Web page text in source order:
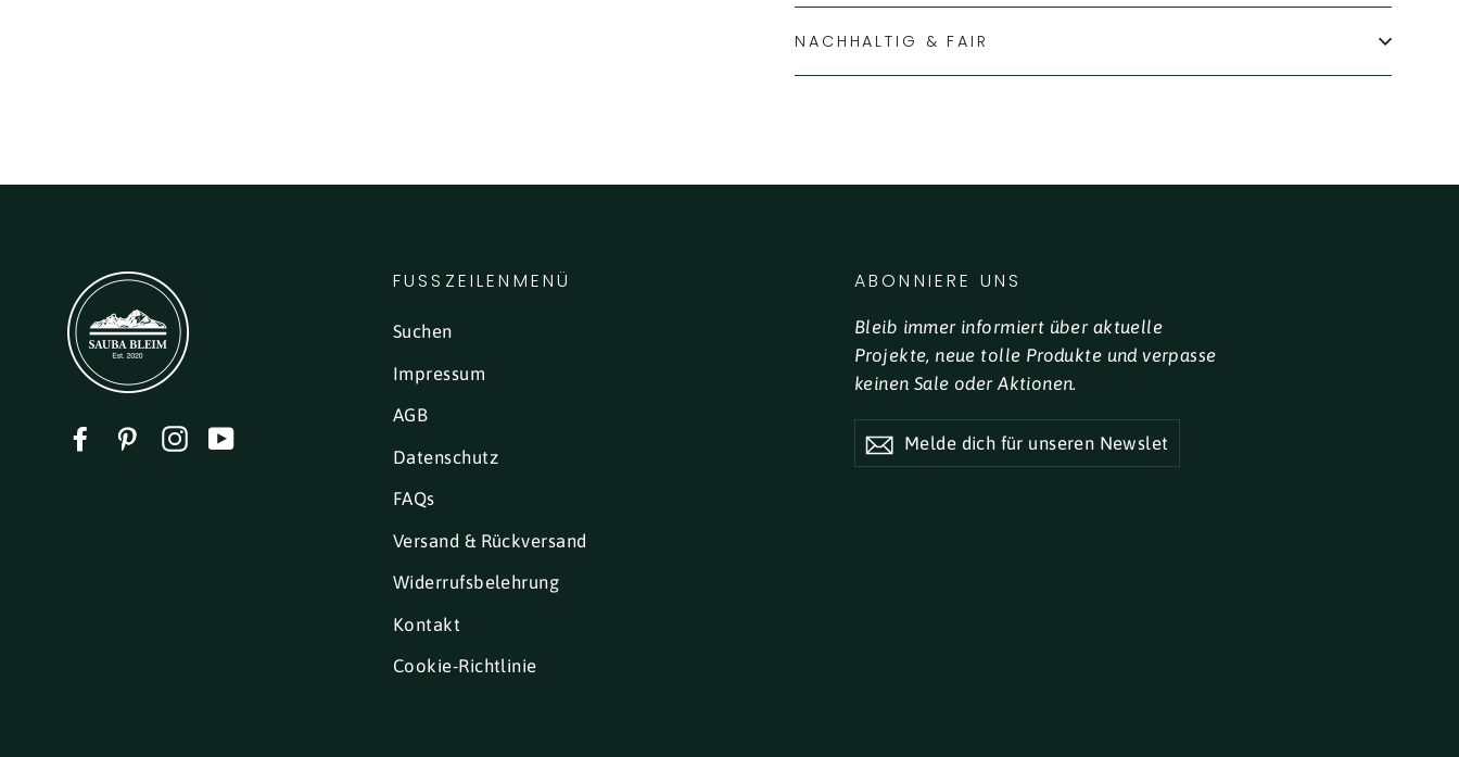
NACHHALTIG & FAIR
FacebookPinterestInstagram
FUSSZEILENMENÜ
Suchen
Impressum
AGB
Datenschutz
FAQs
Versand & Rückversand
Widerrufsbelehrung
Kontakt
Cookie-Richtlinie
ABONNIERE UNS
Bleib immer informiert über aktuelle
Projekte, neue tolle Produkte und verpasse
keinen Sale oder Aktionen.
DICH
FÜR